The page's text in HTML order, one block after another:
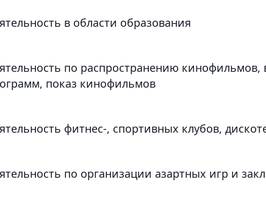
в области образования
по распространению кинофильмов,
показ кинофильмов
фитнес-, спортивных клубов,
по организации азартных игр и